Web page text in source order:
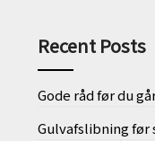
Recent Posts
Gode råd før du
Gulvafslibning